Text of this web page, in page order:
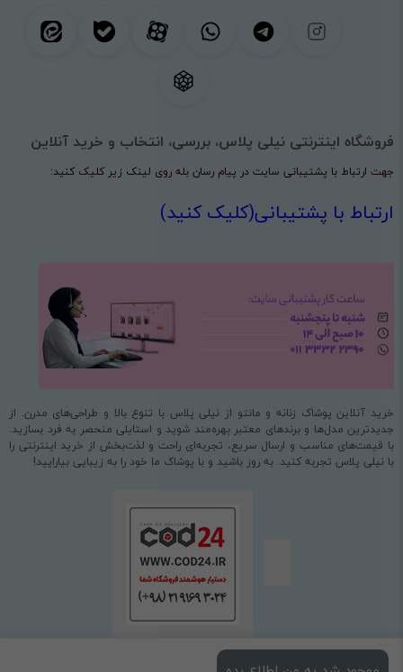
فروشگاه اینترنتی نیلی پلاس، بررسی، انتخاب و خرید آنلاین
جهت ارتباط با پشتیبانی سایت در پیام رسان بله روی لینک زیر کلیک کنید:
ارتباط با پشتیبانی(کلیک کنید)
خرید آنلاین پوشاک زنانه و مانتو از نیلی پلاس با تنوع بالا و طراحی‌های مدرن. از
جدیدترین مدل‌ها و برندهای معتبر بهره‌مند شوید و استایلی منحصر به فرد بسازید.
با قیمت‌های مناسب و ارسال سریع، تجربه‌ای راحت و لذت‌بخش از خرید اینترنتی را
با نیلی پلاس تجربه کنید. به روز باشید و با پوشاک ما خود را به زیبایی بیارایید!